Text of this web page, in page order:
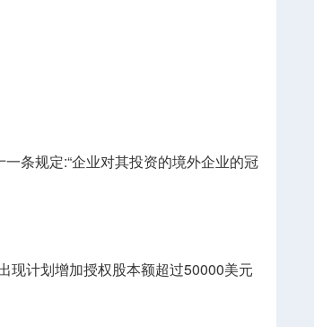
条规定:“企业对其投资的境外企业的冠
现计划增加授权股本额超过50000美元